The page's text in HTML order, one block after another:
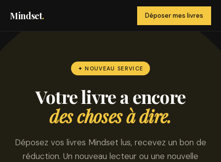
Mindset. Déposer mes livres
✦ NOUVEAU SERVICE
Votre livre a encore
des choses à dire.
Déposez vos livres Mindset lus, recevez un bon de
réduction. Un nouveau lecteur ou une nouvelle